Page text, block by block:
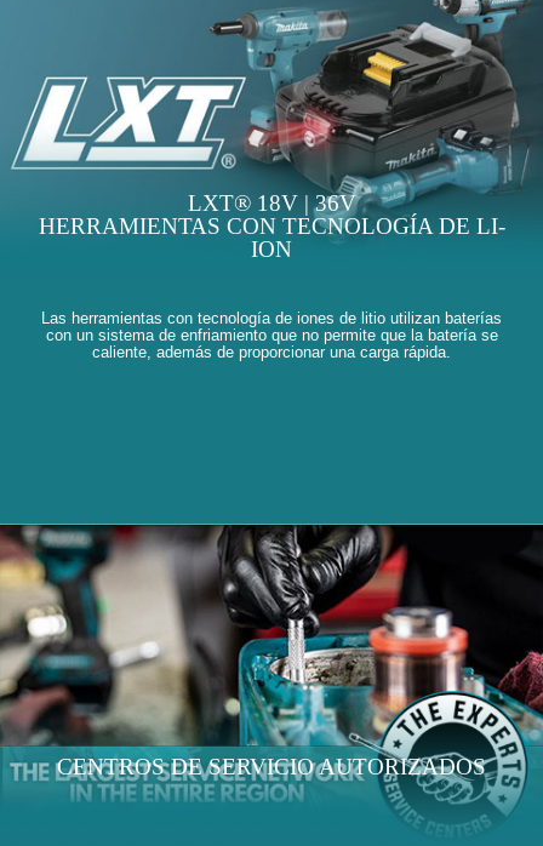
LXT® 18V | 36V
HERRAMIENTAS CON TECNOLOGÍA DE LI-
ION
Las herramientas con tecnología de iones de litio utilizan baterías
con un sistema de enfriamiento que no permite que la batería se
caliente, además de proporcionar una carga rápida.
CENTROS DE SERVICIO AUTORIZADOS